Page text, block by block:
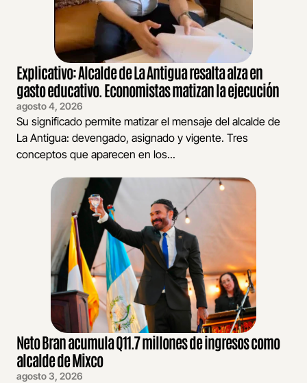
Explicativo: Alcalde de La Antigua resalta alza en
gasto educativo. Economistas matizan la ejecución
agosto 4, 2026
Su significado permite matizar el mensaje del alcalde de
La Antigua: devengado, asignado y vigente. Tres
conceptos que aparecen en los...
Neto Bran acumula Q11.7 millones de ingresos como
alcalde de Mixco
agosto 3, 2026